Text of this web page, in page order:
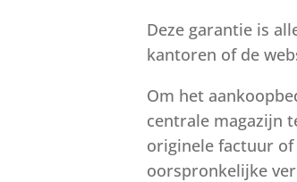
Deze garantie is
kantoren of de
Om het
centrale magazijn
originele factuur
oorspronkelijke